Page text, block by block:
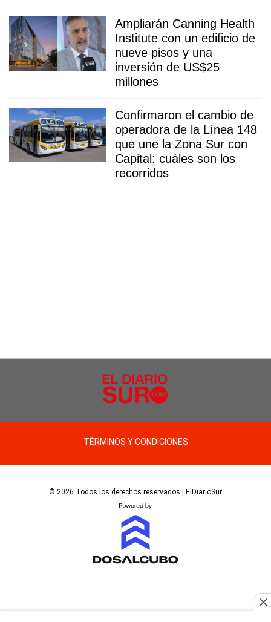
Ampliarán Canning Health
Institute con un edificio de
nueve pisos y una
inversión de US$25
millones
Confirmaron el cambio de
operadora de la Línea 148
que une la Zona Sur con
Capital: cuáles son los
recorridos
TÉRMINOS Y CONDICIONES
© 2026 Todos los derechos reservados | ElDiarioSur